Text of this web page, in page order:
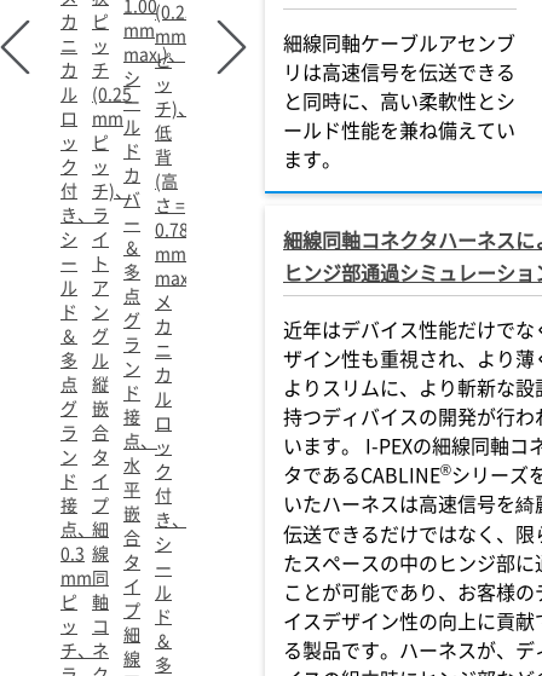
カ
ニ
カ
ル
ロ
ッ
ク
付
き、
シ
ー
ル
ド
＆
多
点
グ
ラ
ン
ド
接
点、
0.3
mm
ピ
ッ
チ、
ピ
ッ
チ
(0.25
mm
ピ
ッ
チ)、
ラ
イ
ト
ア
ン
グ
ル
縦
嵌
合
タ
イ
プ
細
線
同
軸
コ
ネ
1.00
mm
max.)、
シ
ー
ル
ド
カ
バ
ー
＆
多
点
グ
ラ
ン
ド
接
点、
水
平
嵌
合
タ
イ
プ
細
線
(0.25
mm
ピ
ッ
チ)、
低
背
(高
さ =
0.78
mm
max)、
メ
カ
ニ
カ
ル
ロ
ッ
ク
付
き、
シ
ー
ル
ド
＆
多
細線同軸ケーブルアセンブ
リは高速信号を伝送できる
と同時に、高い柔軟性とシ
ールド性能を兼ね備えてい
ます。
細線同軸コネクタハーネスに
ヒンジ部通過シミュレーショ
近年はデバイス性能だけでな
ザイン性も重視され、より薄
よりスリムに、より斬新な設
持つディバイスの開発が行わ
います。 I-PEXの細線同軸コ
タであるCABLINE®シリーズ
いたハーネスは高速信号を綺
伝送できるだけではなく、限
たスペースの中のヒンジ部に
ことが可能であり、お客様の
イスデザイン性の向上に貢献
る製品です。ハーネスが、デ